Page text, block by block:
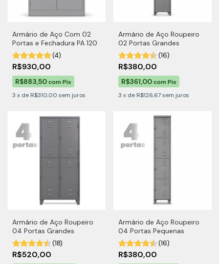
Armário de Aço Com 02
Portas e Fechadura PA 120
(4)
R$930,00
R$883,50comPix
3 x de R$310,00 sem juros
Armário de Aço Roupeiro
02 Portas Grandes
(16)
R$380,00
R$361,00com Pix
3 x de R$126,67 sem juros
Armário de Aço Roupeiro
04 Portas Grandes
(18)
R$520,00
Armário de Aço Roupeiro
04 Portas Pequenas
(16)
R$380,00